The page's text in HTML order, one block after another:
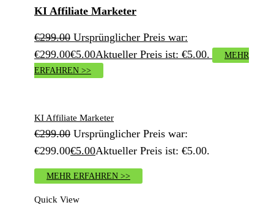
KI Affiliate Marketer
€299.00 Ursprünglicher Preis war:
€299.00€5.00Aktueller Preis ist: €5.00.
MEHR
ERFAHREN >>
KI Affiliate Marketer
€299.00 Ursprünglicher Preis war:
€299.00€5.00Aktueller Preis ist: €5.00.
MEHR ERFAHREN >>
Quick View